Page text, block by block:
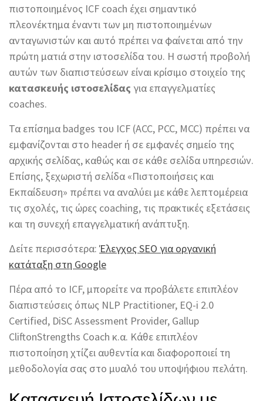
πιστοποιημένος ICF coach έχει σημαντικό
πλεονέκτημα έναντι των μη πιστοποιημένων
ανταγωνιστών και αυτό πρέπει να φαίνεται από την
πρώτη ματιά στην ιστοσελίδα του. Η σωστή προβολή
αυτών των διαπιστεύσεων είναι κρίσιμο στοιχείο της
κατασκευής ιστοσελίδας για επαγγελματίες
coaches.
Τα επίσημα badges του ICF (ACC, PCC, MCC) πρέπει να
εμφανίζονται στο header ή σε εμφανές σημείο της
αρχικής σελίδας, καθώς και σε κάθε σελίδα υπηρεσιών.
Επίσης, ξεχωριστή σελίδα «Πιστοποιήσεις και
Εκπαίδευση» πρέπει να αναλύει με κάθε λεπτομέρεια
τις σχολές, τις ώρες coaching, τις πρακτικές εξετάσεις
και τη συνεχή επαγγελματική ανάπτυξη.
Δείτε περισσότερα: Έλεγχος SEO για οργανική
κατάταξη στη Google
Πέρα από το ICF, μπορείτε να προβάλετε επιπλέον
διαπιστεύσεις όπως NLP Practitioner, EQ-i 2.0
Certified, DiSC Assessment Provider, Gallup
CliftonStrengths Coach κ.α. Κάθε επιπλέον
πιστοποίηση χτίζει αυθεντία και διαφοροποιεί τη
μεθοδολογία σας στο μυαλό του υποψήφιου πελάτη.